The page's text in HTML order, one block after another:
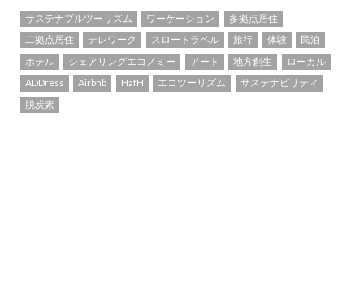
サステナブルツーリズム ワーケーション
多拠点居住
二拠点居住
テレワーク スロートラベル 旅行 体験
民泊
ホテル
シェアリングエコノミー アート 地方創生
ローカル
ADDress
Airbnb HafH エコツーリズム
サステナビリティ
脱炭素